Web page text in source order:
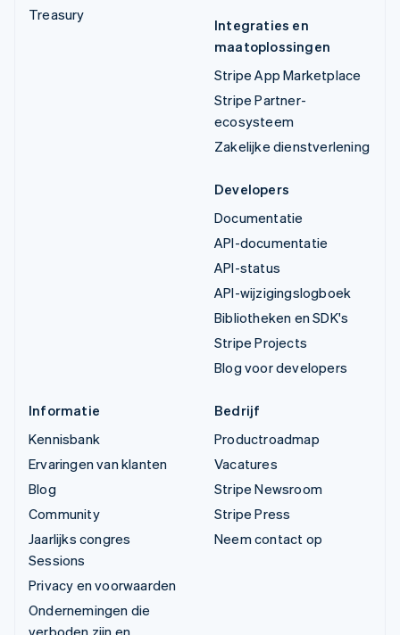
Treasury
Integraties en
maatoplossingen
Stripe App Marketplace
Stripe Partner-
ecosysteem
Zakelijke dienstverlening
Developers
Documentatie
API-documentatie
API-status
API-wijzigingslogboek
Bibliotheken en SDK's
Stripe Projects
Blog voor developers
Informatie
Kennisbank
Ervaringen van klanten
Blog
Community
Jaarlijks congres
Sessions
Privacy en voorwaarden
Ondernemingen die
Bedrijf
Productroadmap
Vacatures
Stripe Newsroom
Stripe Press
Neem contact op